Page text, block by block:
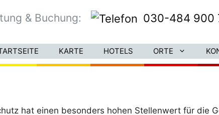
& Buchung: 030-484 900
KARTE HOTELS ORTE
hat einen besonders hohen Stellenwert für die